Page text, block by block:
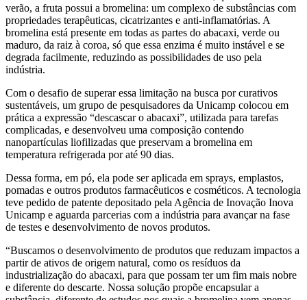
verão, a fruta possui a bromelina: um complexo de substâncias com
propriedades terapêuticas, cicatrizantes e anti-inflamatórias. A
bromelina está presente em todas as partes do abacaxi, verde ou
maduro, da raiz à coroa, só que essa enzima é muito instável e se
degrada facilmente, reduzindo as possibilidades de uso pela
indústria.
Com o desafio de superar essa limitação na busca por curativos
sustentáveis, um grupo de pesquisadores da Unicamp colocou em
prática a expressão “descascar o abacaxi”, utilizada para tarefas
complicadas, e desenvolveu uma composição contendo
nanopartículas liofilizadas que preservam a bromelina em
temperatura refrigerada por até 90 dias.
Dessa forma, em pó, ela pode ser aplicada em sprays, emplastos,
pomadas e outros produtos farmacêuticos e cosméticos. A tecnologia
teve pedido de patente depositado pela Agência de Inovação Inova
Unicamp e aguarda parcerias com a indústria para avançar na fase
de testes e desenvolvimento de novos produtos.
“Buscamos o desenvolvimento de produtos que reduzam impactos a
partir de ativos de origem natural, como os resíduos da
industrialização do abacaxi, para que possam ter um fim mais nobre
e diferente do descarte. Nossa solução propõe encapsular a